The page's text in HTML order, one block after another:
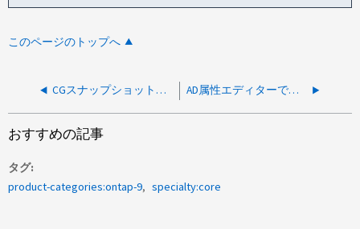
このページのトップへ
CGスナップショットの作成が「別のリクエストが処理中です」で失敗しました AD属性エディターでmsDS-SupportedEncryptionTypesを変更した後のCIFS Kerberos停止
おすすめの記事
タグ
product-categories:ontap-9
specialty:core